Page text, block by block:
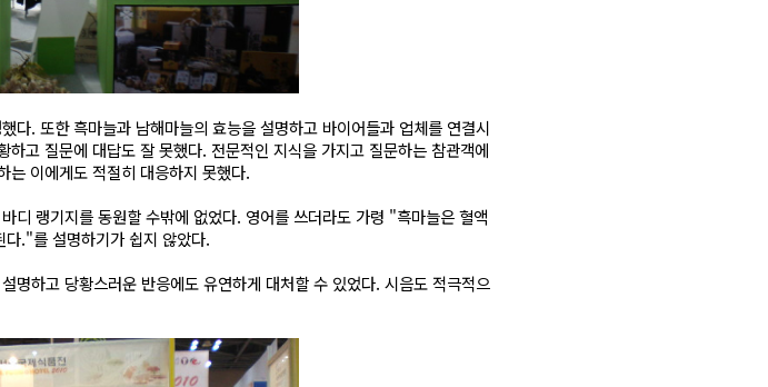
다. 또한 흑마늘과 남해마늘의 효능을 설명하고 바이어들과 업체를 연결시
고 질문에 대답도 잘 못했다. 전문적인 지식을 가지고 질문하는 참관객에
는 이에게도 적절히 대응하지 못했다.
디 랭기지를 동원할 수밖에 없었다. 영어를 쓰더라도 가령 "흑마늘은 혈액
."를 설명하기가 쉽지 않았다.
명하고 당황스러운 반응에도 유연하게 대처할 수 있었다. 시음도 적극적으